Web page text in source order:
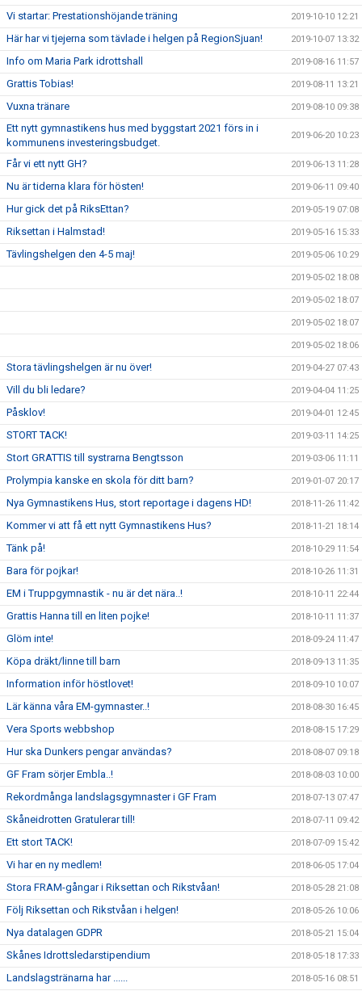
Vi startar: Prestationshöjande träning 2019-10-10 12:21
Här har vi tjejerna som tävlade i helgen på RegionSjuan! 2019-10-07 13:32
Info om Maria Park idrottshall 2019-08-16 11:57
Grattis Tobias! 2019-08-11 13:21
Vuxna tränare 2019-08-10 09:38
Ett nytt gymnastikens hus med byggstart 2021 förs in i
kommunens investeringsbudget.
2019-06-20 10:23
Får vi ett nytt GH? 2019-06-13 11:28
Nu är tiderna klara för hösten! 2019-06-11 09:40
Hur gick det på RiksEttan? 2019-05-19 07:08
Riksettan i Halmstad! 2019-05-16 15:33
Tävlingshelgen den 4-5 maj! 2019-05-06 10:29
2019-05-02 18:08
2019-05-02 18:07
2019-05-02 18:07
2019-05-02 18:06
Stora tävlingshelgen är nu över! 2019-04-27 07:43
Vill du bli ledare? 2019-04-04 11:25
Påsklov! 2019-04-01 12:45
STORT TACK! 2019-03-11 14:25
Stort GRATTIS till systrarna Bengtsson 2019-03-06 11:11
Prolympia kanske en skola för ditt barn? 2019-01-07 20:17
Nya Gymnastikens Hus, stort reportage i dagens HD! 2018-11-26 11:42
Kommer vi att få ett nytt Gymnastikens Hus? 2018-11-21 18:14
Tänk på! 2018-10-29 11:54
Bara för pojkar! 2018-10-26 11:31
EM i Truppgymnastik - nu är det nära..! 2018-10-11 22:44
Grattis Hanna till en liten pojke! 2018-10-11 11:37
Glöm inte! 2018-09-24 11:47
Köpa dräkt/linne till barn 2018-09-13 11:35
Information inför höstlovet! 2018-09-10 10:07
Lär känna våra EM-gymnaster..! 2018-08-30 16:45
Vera Sports webbshop 2018-08-15 17:29
Hur ska Dunkers pengar användas? 2018-08-07 09:18
GF Fram sörjer Embla..! 2018-08-03 10:00
Rekordmånga landslagsgymnaster i GF Fram 2018-07-13 07:47
Skåneidrotten Gratulerar till! 2018-07-11 09:42
Ett stort TACK! 2018-07-09 15:42
Vi har en ny medlem! 2018-06-05 17:04
Stora FRAM-gångar i Riksettan och Rikstvåan! 2018-05-28 21:08
Följ Riksettan och Rikstvåan i helgen! 2018-05-26 10:06
Nya datalagen GDPR 2018-05-21 15:04
Skånes Idrottsledarstipendium 2018-05-18 17:33
Landslagstränarna har ...... 2018-05-16 08:51